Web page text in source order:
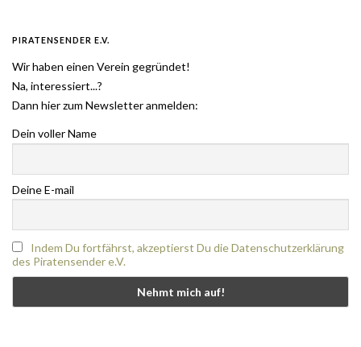
PIRATENSENDER E.V.
Wir haben einen Verein gegründet!
Na, interessiert...?
Dann hier zum Newsletter anmelden:
Dein voller Name
Deine E-mail
Indem Du fortfährst, akzeptierst Du die Datenschutzerklärung
des Piratensender e.V.